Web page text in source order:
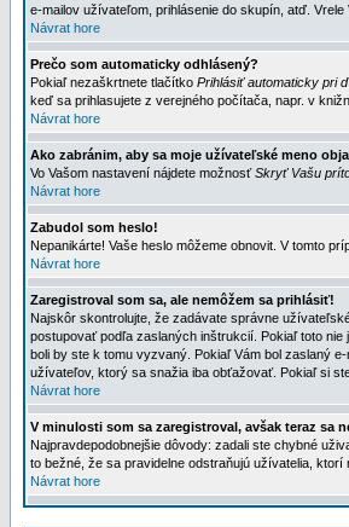
e-mailov užívateľom, prihlásenie do skupín, atď.
Návrat hore
Prečo som automaticky odhlásený?
Pokiaľ nezaškrtnete tlačítko Prihlásiť automaticky pri
keď sa prihlasujete z verejného počítača, napr. v
Návrat hore
Ako zabránim, aby sa moje užívateľské meno
Vo Vašom nastavení nájdete možnosťSkryť Vašu
Návrat hore
Zabudol som heslo!
Nepanikárte! Vaše heslo môžeme obnovit. V tomto
Návrat hore
Zaregistroval som sa, ale nemôžem sa prihlásiť!
Najskôr skontrolujte, že zadávate správne
postupovať podľa zaslaných inštrukcií. Pokiaľ toto
boli by ste k tomu vyzvaný. Pokiaľ Vám bol zaslaný
užívateľov, ktorý sa snažia iba obťažovať. Pokiaľ si
Návrat hore
V minulosti som sa zaregistroval, avšak teraz sa
Najpravdepodobnejšie dôvody: zadali ste chybné
to bežné, že sa pravidelne odstraňujú užívatelia,
Návrat hore